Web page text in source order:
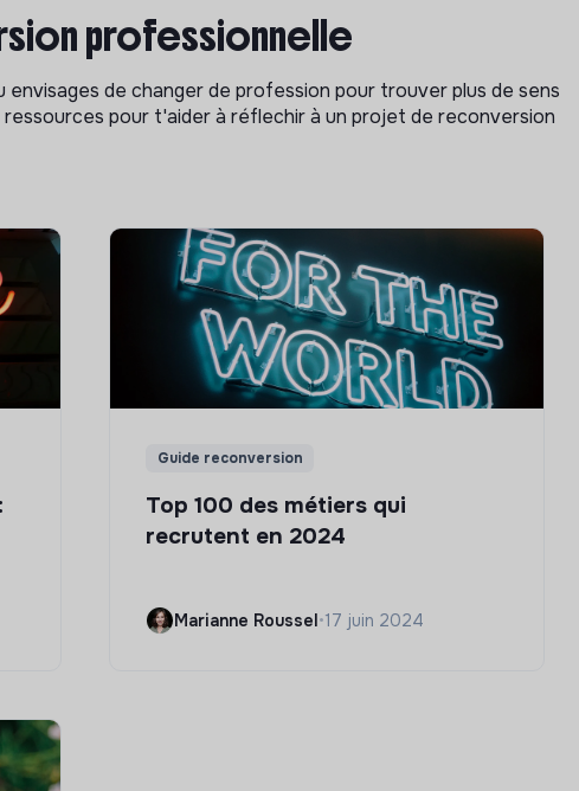
professionnelle
de changer de profession pour trouver plus de sens
pour t'aider à réflechir à un projet de reconversion
Guide reconversion
Top 100 des métiers qui
recrutent en 2024
Marianne Roussel•17 juin 2024